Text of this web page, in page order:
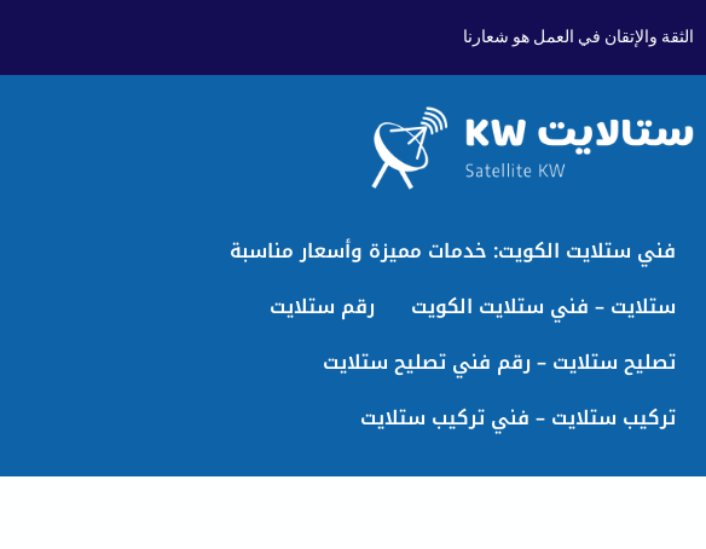
الثقة والإتقان في العمل هو شعارنا
فني ستلايت الكويت: خدمات مميزة وأسعار مناسبة
ستلايت – فني ستلايت الكويت
رقم ستلايت
تصليح ستلايت – رقم فني تصليح ستلايت
تركيب ستلايت – فني تركيب ستلايت